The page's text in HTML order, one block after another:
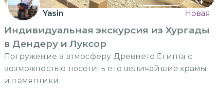
Yasin Новая
Индивидуальная экскурсия из Хургады
в Дендеру и Луксор
Погружение в атмосферу Древнего Египта с
возможностью посетить его величайшие храмы
и памятники